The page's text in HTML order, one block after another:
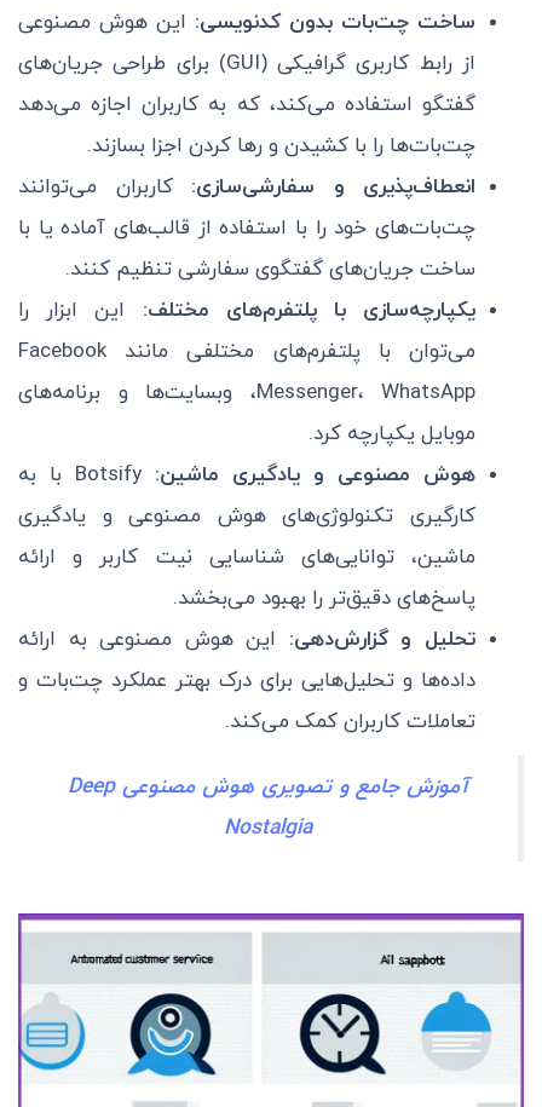
ساخت چت‌بات بدون کدنویسی: این هوش مصنوعی
از رابط کاربری گرافیکی (GUI) برای طراحی جریان‌های
گفتگو استفاده می‌کند، که به کاربران اجازه می‌دهد
چت‌بات‌ها را با کشیدن و رها کردن اجزا بسازند.
انعطاف‌پذیری و سفارشی‌سازی: کاربران می‌توانند
چت‌بات‌های خود را با استفاده از قالب‌های آماده یا با
ساخت جریان‌های گفتگوی سفارشی تنظیم کنند.
یکپارچه‌سازی با پلتفرم‌های مختلف: این ابزار را
می‌توان با پلتفرم‌های مختلفی مانند Facebook
Messenger، WhatsApp، وبسایت‌ها و برنامه‌های
موبایل یکپارچه کرد.
هوش مصنوعی و یادگیری ماشین:
Botsify با به
کارگیری تکنولوژی‌های هوش مصنوعی و یادگیری
ماشین، توانایی‌های شناسایی نیت کاربر و ارائه
پاسخ‌های دقیق‌تر را بهبود می‌بخشد.
تحلیل و گزارش‌دهی: این هوش مصنوعی به ارائه
داده‌ها و تحلیل‌هایی برای درک بهتر عملکرد چت‌بات و
تعاملات کاربران کمک می‌کند.
آموزش جامع و تصویری هوش مصنوعی Deep
Nostalgia